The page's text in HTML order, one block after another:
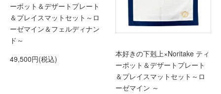
ーポット＆デザートプレート
＆プレイスマットセット～ロ
ーゼマイン＆フェルディナン
ド～
49,500円(税込)
本好きの下剋上×Noritake ティ
ーポット＆デザートプレート
＆プレイスマットセット～ロ
ーゼマイン ～